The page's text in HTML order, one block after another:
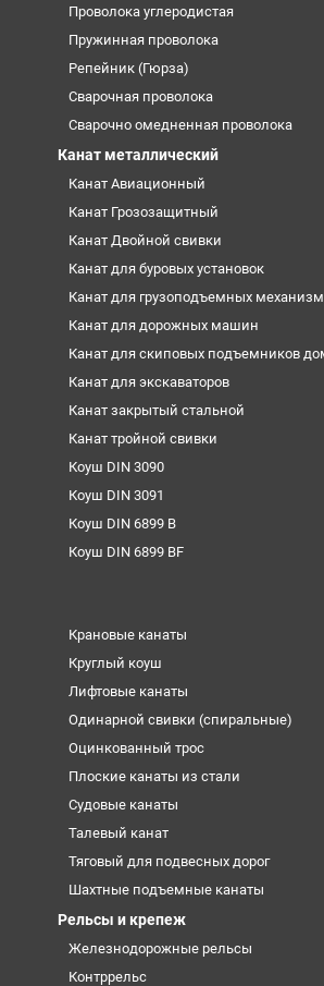
Проволока углеродистая
Пружинная проволока
Репейник (Гюрза)
Сварочная проволока
Сварочно омедненная проволока
Канат металлический
Канат Авиационный
Канат Грозозащитный
Канат Двойной свивки
Канат для буровых установок
Канат для грузоподъемных
Канат для дорожных машин
Канат для скиповых подъемников
Канат для экскаваторов
Канат закрытый стальной
Канат тройной свивки
Коуш DIN 3090
Коуш DIN 3091
Коуш DIN 6899 B
Коуш DIN 6899 BF
Крановые канаты
Круглый коуш
Лифтовые канаты
Одинарной свивки (спиральные)
Оцинкованный трос
Плоские канаты из стали
Судовые канаты
Талевый канат
Тяговый для подвесных дорог
Шахтные подъемные канаты
Рельсы и крепеж
Железнодорожные рельсы
Контррельс